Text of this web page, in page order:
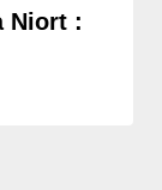
Niort :